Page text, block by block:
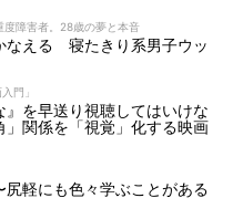
度障害者。28歳の夢と本音
なえる 寝たきり系男子ウッ
門」
』を早送り視聴してはいけな
関係を「視覚」化する映画
軽にも色々学ぶことがある